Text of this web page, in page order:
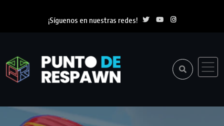
¡Síguenos en nuestras redes!